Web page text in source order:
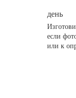
день
если
или к